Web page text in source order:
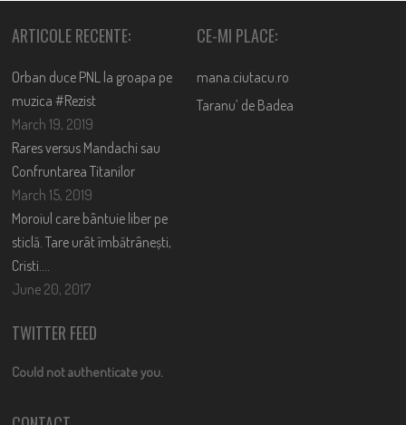
ARTICOLE RECENTE:
Orban duce PNL la groapa pe
muzica #Rezist
March 19, 2019
Rares versus Mandachi sau
Confruntarea Titanilor
March 15, 2019
Moroiul care bântuie liber pe
sticlă. Tare urât îmbătrânești,
Cristi….
June 20, 2017
CE-MI PLACE:
mana.ciutacu.ro
Taranu’ de Badea
TWITTER FEED
Could not authenticate you.